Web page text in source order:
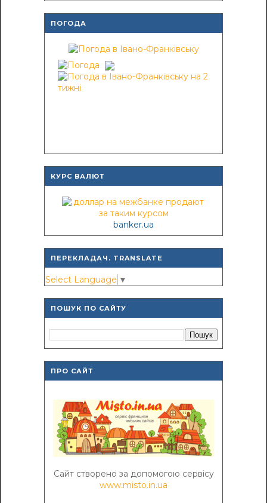
ПОГОДА
КУРС ВАЛЮТ
banker.ua
ПЕРЕКЛАДАЧ. TRANSLATE
Select Language ▼
ПОШУК ПО САЙТУ
ПРО САЙТ
Сайт створено за допомогою сервісу
www.misto.in.ua